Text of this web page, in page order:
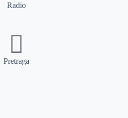
Radio
Pretraga